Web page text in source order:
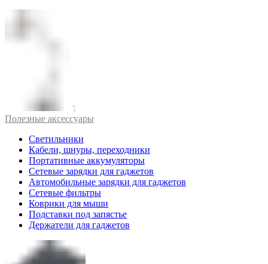
Полезные аксессуары
Светильники
Кабели, шнуры, переходники
Портативные аккумуляторы
Сетевые зарядки для гаджетов
Автомобильные зарядки для гаджетов
Сетевые фильтры
Коврики для мыши
Подставки под запястье
Держатели для гаджетов